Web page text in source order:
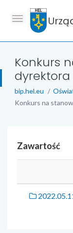
Konkurs
dyrektora
bip.hel.eu
Konkurs na
Zawartość